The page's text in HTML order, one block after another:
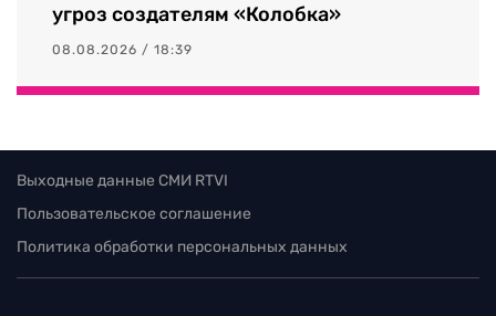
угроз создателям «Колобка»
08.08.2026 / 18:39
Выходные данные СМИ RTVI
Пользовательское соглашение
Политика обработки персональных данных